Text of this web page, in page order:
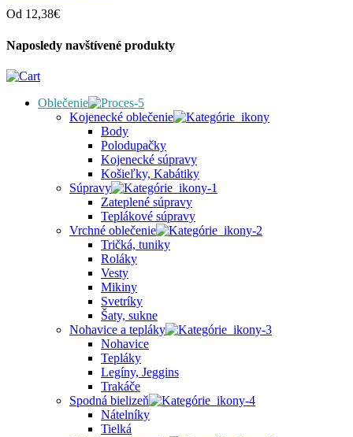
Od 12,38€
Naposledy navštívené produkty
Oblečenie
Kojenecké oblečenie
Body
Polodupačky
Kojenecké súpravy
Košieľky, Kabátiky
Súpravy
Zateplené súpravy
Teplákové súpravy
Vrchné oblečenie
Tričká, tuniky
Roláky
Vesty
Mikiny
Svetríky
Šaty, sukne
Nohavice a tepláky
Nohavice
Tepláky
Legíny, Jeggins
Trakáče
Spodná bielizeň
Nátelníky
Tielká